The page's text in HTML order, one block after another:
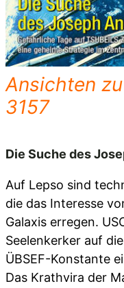
Ansichten
3157
Die Suche des
Auf Lepso sind
die das Interesse
Galaxis erregen.
Seelenkerker auf
ÜBSEF-Konstante
Das Krathvira der